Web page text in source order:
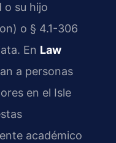
o su hijo
o § 4.1-306
En Law
a personas
en el Isle
académico